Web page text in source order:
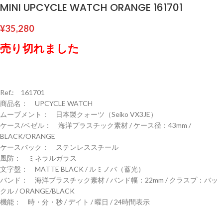
MINI UPCYCLE WATCH ORANGE 161701
¥35,280
売り切れました
Ref.: 161701
商品名： UPCYCLE WATCH
ムーブメント： 日本製クォーツ（Seiko VX3JE）
ケース/ベゼル： 海洋プラスチック素材 / ケース径：43mm /
BLACK/ORANGE
ケースバック： ステンレススチール
風防： ミネラルガラス
文字盤： MATTE BLACK / ルミノバ（蓄光）
バンド： 海洋プラスチック素材 / バンド幅：22mm / クラスプ：バッ
クル / ORANGE/BLACK
機能： 時・分・秒 / デイト / 曜日 / 24時間表示